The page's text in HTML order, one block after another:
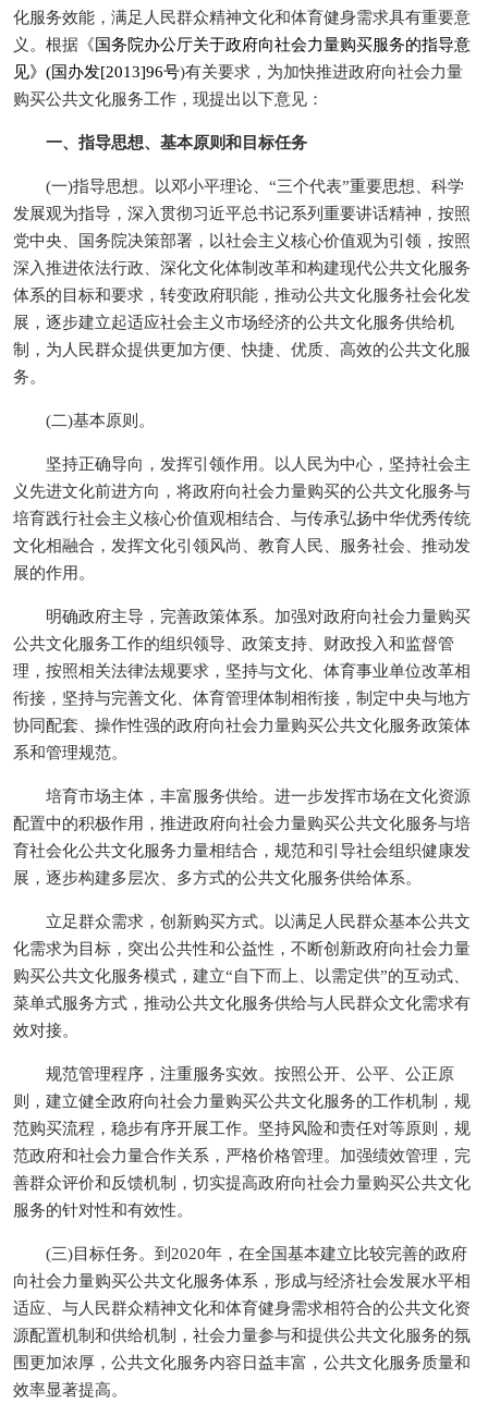
化服务效能，满足人民群众精神文化和体育健身需求具有重要意
义。根据《 国务院办公厅关于政府向社会力量购买服务的指导意
见》(国办发[2013]96号)有关要求，为加快推进政府向社会力量
购买公共文化服务工作，现提出以下意见：
一、指导思想、基本原则和目标任务
(一)指导思想。以邓小平理论、“三个代表”重要思想、科学
发展观为指导，深入贯彻习近平总书记系列重要讲话精神，按照
党中央、国务院决策部署，以社会主义核心价值观为引领，按照
深入推进依法行政、深化文化体制改革和构建现代公共文化服务
体系的目标和要求，转变政府职能，推动公共文化服务社会化发
展，逐步建立起适应社会主义市场经济的公共文化服务供给机
制，为人民群众提供更加方便、快捷、优质、高效的公共文化服
务。
(二)基本原则。
坚持正确导向，发挥引领作用。以人民为中心，坚持社会主
义先进文化前进方向，将政府向社会力量购买的公共文化服务与
培育践行社会主义核心价值观相结合、与传承弘扬中华优秀传统
文化相融合，发挥文化引领风尚、教育人民、服务社会、推动发
展的作用。
明确政府主导，完善政策体系。加强对政府向社会力量购买
公共文化服务工作的组织领导、政策支持、财政投入和监督管
理，按照相关法律法规要求，坚持与文化、体育事业单位改革相
衔接，坚持与完善文化、体育管理体制相衔接，制定中央与地方
协同配套、操作性强的政府向社会力量购买公共文化服务政策体
系和管理规范。
培育市场主体，丰富服务供给。进一步发挥市场在文化资源
配置中的积极作用，推进政府向社会力量购买公共文化服务与培
育社会化公共文化服务力量相结合，规范和引导社会组织健康发
展，逐步构建多层次、多方式的公共文化服务供给体系。
立足群众需求，创新购买方式。以满足人民群众基本公共文
化需求为目标，突出公共性和公益性，不断创新政府向社会力量
购买公共文化服务模式，建立“自下而上、以需定供”的互动式、
菜单式服务方式，推动公共文化服务供给与人民群众文化需求有
效对接。
规范管理程序，注重服务实效。按照公开、公平、公正原
则，建立健全政府向社会力量购买公共文化服务的工作机制，规
范购买流程，稳步有序开展工作。坚持风险和责任对等原则，规
范政府和社会力量合作关系，严格价格管理。加强绩效管理，完
善群众评价和反馈机制，切实提高政府向社会力量购买公共文化
服务的针对性和有效性。
(三)目标任务。到2020年，在全国基本建立比较完善的政府
向社会力量购买公共文化服务体系，形成与经济社会发展水平相
适应、与人民群众精神文化和体育健身需求相符合的公共文化资
源配置机制和供给机制，社会力量参与和提供公共文化服务的氛
围更加浓厚，公共文化服务内容日益丰富，公共文化服务质量和
效率显著提高。